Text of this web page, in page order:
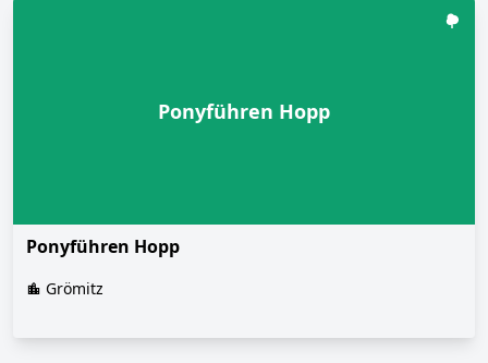
Ponyführen Hopp
Ponyführen Hopp
Grömitz